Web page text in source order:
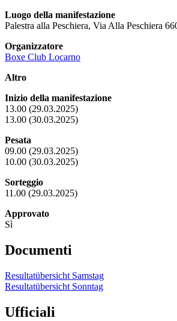
Luogo della manifestazione
Palestra alla Peschiera, Via Alla Peschiera
Organizzatore
Boxe Club Locarno
Altro
Inizio della manifestazione
13.00 (29.03.2025)
13.00 (30.03.2025)
Pesata
09.00 (29.03.2025)
10.00 (30.03.2025)
Sorteggio
11.00 (29.03.2025)
Approvato
Sì
Documenti
Resultatübersicht Samstag
Resultatübersicht Sonntag
Ufficiali